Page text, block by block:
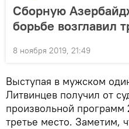
Сборную
борьбе возглавил
8 ноября 2019, 21:49
Выступая в мужском
Литвинцев получил от
произвольной программ
третье место. Заметим,